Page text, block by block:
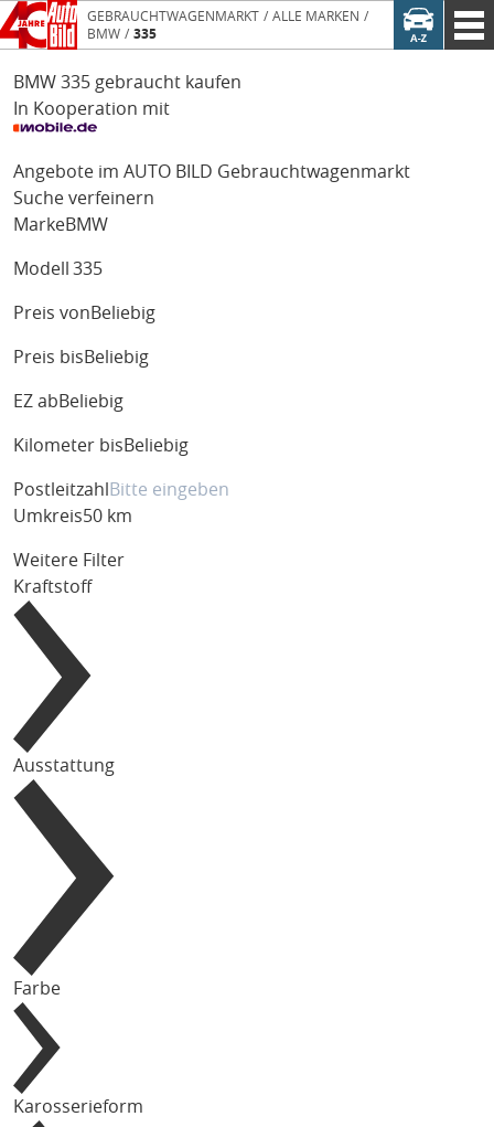
GEBRAUCHTWAGENMARKT
ALLE MARKEN
BMW
335
BMW 335 gebraucht kaufen
In Kooperation mit
Angebote im AUTO BILD Gebrauchtwagenmarkt
Suche verfeinern
MarkeBMW
Modell 335
Preis von Beliebig
Preis bis Beliebig
EZ ab Beliebig
Kilometer bis Beliebig
Postleitzahl
Umkreis50 km
Weitere Filter
Kraftstoff
Ausstattung
Farbe
Karosserieform